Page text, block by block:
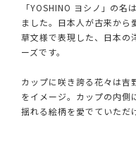
「YOSHINO ヨシノ」の
ました。日本人が古来から
草文様で表現した、日本の
ーズです。
カップに咲き誇る花々は吉
をイメージ。カップの内側
揺れる絵柄を愛でていただ